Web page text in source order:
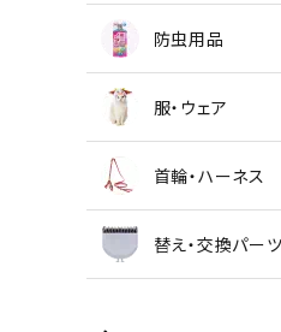
防虫用品
服・ウェア
首輪・ハーネス
替え・交換パーツ